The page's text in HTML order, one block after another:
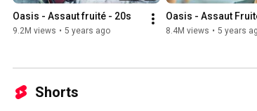
Oasis - Assaut fruité - 20s
9.2M views • 5 years ago
Oasis - Assaut
8.4M views • 5 years
Shorts